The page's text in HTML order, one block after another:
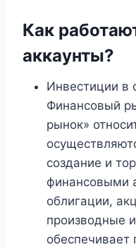
Как
аккаунты?
Инвестиции в
Финансовый
рынок»
создание и
финансовыми
облигации,
производные
обеспечивает